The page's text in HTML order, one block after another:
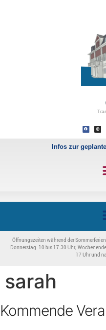
Infos zur
Öffnungszeiten während der
Donnerstag: 10 bis 17.30 Uhr;
17 Uhr und
sarah
Kommende